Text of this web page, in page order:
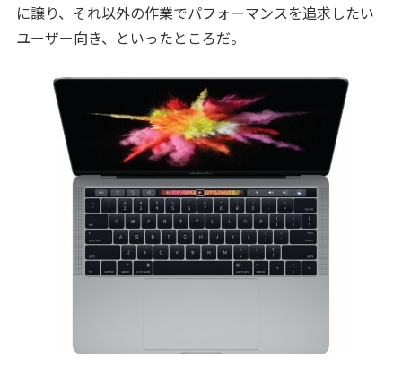
に譲り、それ以外の作業でパフォーマンスを追求したい
ユーザー向き、といったところだ。